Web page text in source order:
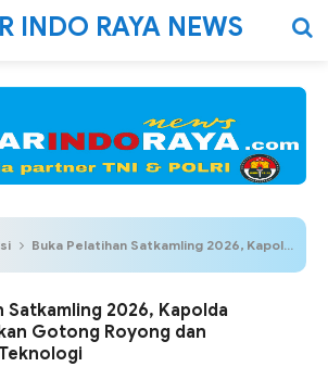
INDO RAYA NEWS
Buka Pelatihan Satkamling 2026, Kapolda Sumsel Tekankan Gotong Royong dan Pemanfaatan Teknologi
Satkamling 2026, Kapolda
Gotong Royong dan